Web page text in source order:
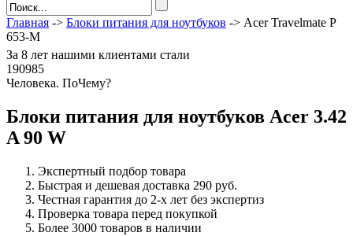
Главная -> Блоки питания для ноутбуков -> Acer Travelmate P
653-M
За 8 лет нашими клиентами стали
190985
Человека. ПоЧему?
Блоки питания для ноутбуков Acer 3.42
A 90 W
Экспертный подбор товара
Быстрая и дешевая доставка 290 руб.
Честная гарантия до 2-х лет без экспертиз
Проверка товара перед покупкой
Более 3000 товаров в наличии